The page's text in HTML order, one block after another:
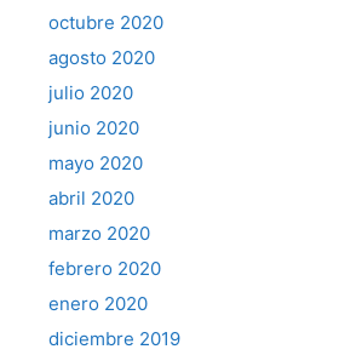
octubre 2020
agosto 2020
julio 2020
junio 2020
mayo 2020
abril 2020
marzo 2020
febrero 2020
enero 2020
diciembre 2019